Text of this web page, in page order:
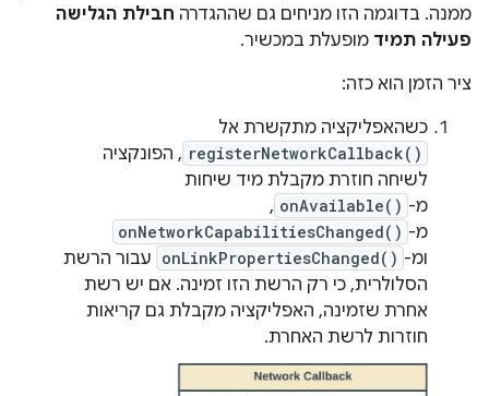
ממנה. בדוגמה הזו מניחים גם שההגדרה חבילת הגלישה
פעילה תמיד מופעלת במכשיר.
ציר הזמן הוא כזה:
כשהאפליקציה מתקשרת אל
registerNetworkCallback() , הפונקציה
לשיחה חוזרת מקבלת מיד שיחות
מ- onAvailable()
,
מ- onNetworkCapabilitiesChanged()
ומ- onLinkPropertiesChanged() עבור הרשת
הסלולרית, כי רק הרשת הזו זמינה. אם יש רשת
אחרת שזמינה, האפליקציה מקבלת גם קריאות
חוזרות לרשת האחרת.